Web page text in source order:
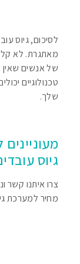
לסיכום, גיוס
מאתגרת. לא קל
של אנשים שאין
טכנולוגיים
שלך.
גיוס
צרו איתנו קשר
מחיר למערכת